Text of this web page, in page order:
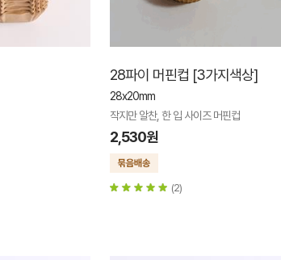
28파이 머핀컵 [3가지색상]
28x20mm
작지만 알찬, 한 입 사이즈 머핀컵
2,530원
(2)